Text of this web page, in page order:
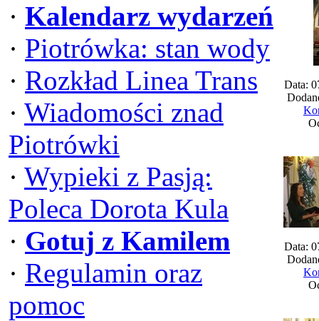
· Kalendarz wydarzeń
· Piotrówka: stan wody
· Rozkład Linea Trans
· Wiadomości znad
Piotrówki
· Wypieki z Pasją:
Poleca Dorota Kula
· Gotuj z Kamilem
· Regulamin oraz
pomoc
Data:
Data: